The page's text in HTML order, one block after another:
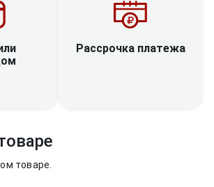
Рассрочка платежа
товаре.